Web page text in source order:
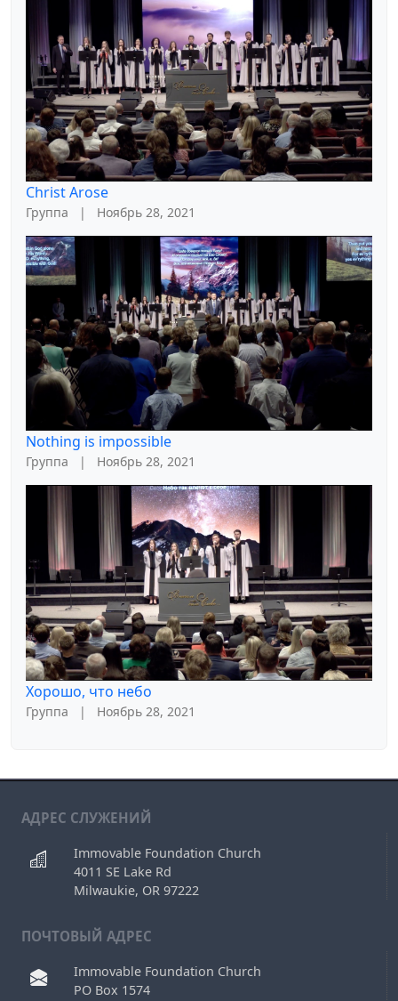
Christ Arose
Группа | Ноябрь 28, 2021
Nothing is impossible
Группа | Ноябрь 28, 2021
Хорошо, что небо
Группа | Ноябрь 28, 2021
АДРЕС СЛУЖЕНИЙ
Immovable Foundation Church
4011 SE Lake Rd
Milwaukie, OR 97222
ПОЧТОВЫЙ АДРЕС
Immovable Foundation Church
PO Box 1574